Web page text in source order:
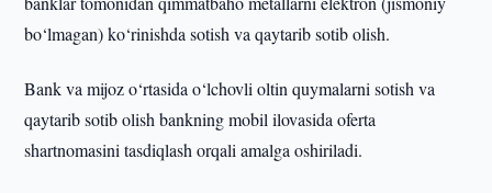
bo‘lmagan) ko‘rinishda sotish va qaytarib sotib olish.
Bank va mijoz o‘rtasida o‘lchovli oltin quymalarni sotish va
qaytarib sotib olish bankning mobil ilovasida oferta
shartnomasini tasdiqlash orqali amalga oshiriladi.